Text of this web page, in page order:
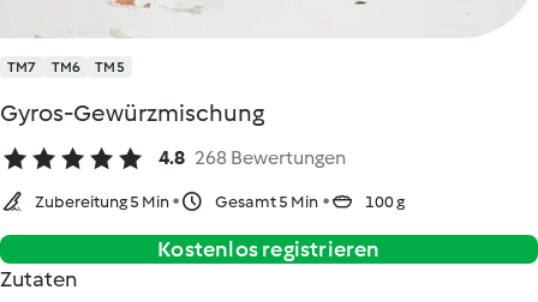
TM7 TM6 TM5
Gyros-Gewürzmischung
4.8 268 Bewertungen
Zubereitung 5 Min Gesamt 5 Min 100 g
Kostenlos registrieren
Zutaten